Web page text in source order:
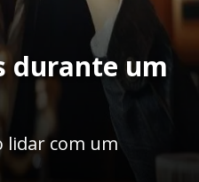
durante um
lidar com um